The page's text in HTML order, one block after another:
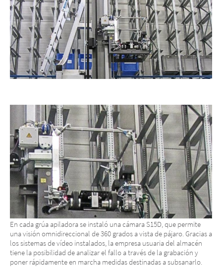
En cada grúa apiladora se instaló una cámara S15D, que permite
una visión omnidireccional de 360 grados a vista de pájaro. Gracias a
los sistemas de vídeo instalados, la empresa usuaria del almacén
tiene la posibilidad de analizar el fallo a través de la grabación y
poner rápidamente en marcha medidas destinadas a subsanarlo.